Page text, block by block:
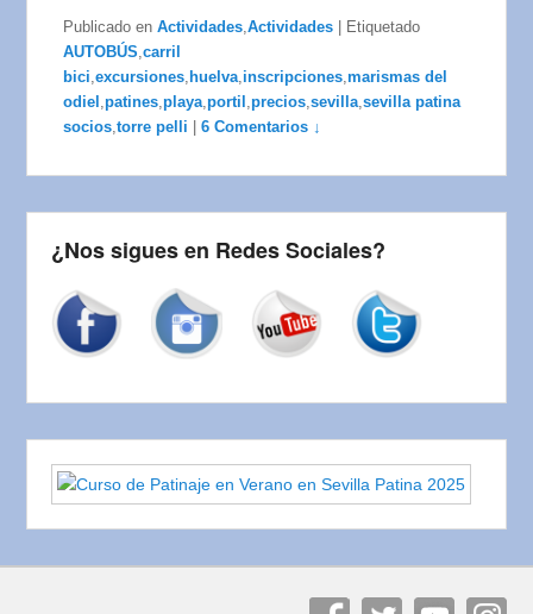
Publicado en Actividades ,Actividades
Etiquetado
AUTOBÚS ,carril
bici ,excursiones huelva inscripciones ,marismas del
odiel ,patines ,playa ,portil ,precios ,sevilla ,sevilla patina
socios ,torre pelli |6 Comentarios ↓
¿Nos sigues en Redes Sociales?